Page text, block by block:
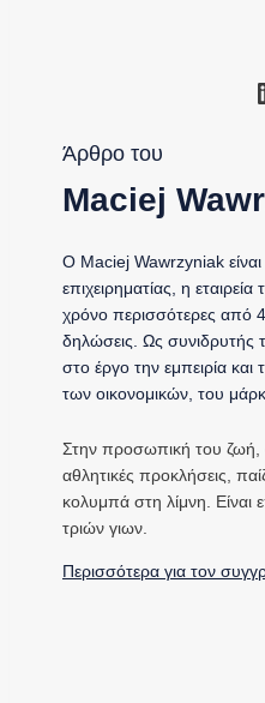
Άρθρο του
Maciej
Ο Maciej Wawrzyniak είναι
επιχειρηματίας, η
χρόνο περισσότερες από
δηλώσεις. Ως συνιδρυτής
στο έργο την εμπειρία και
των οικονομικών, του
Στην προσωπική του ζωή,
αθλητικές προκλήσεις,
κολυμπά στη λίμνη.
τριών γιων.
Περισσότερα για τον